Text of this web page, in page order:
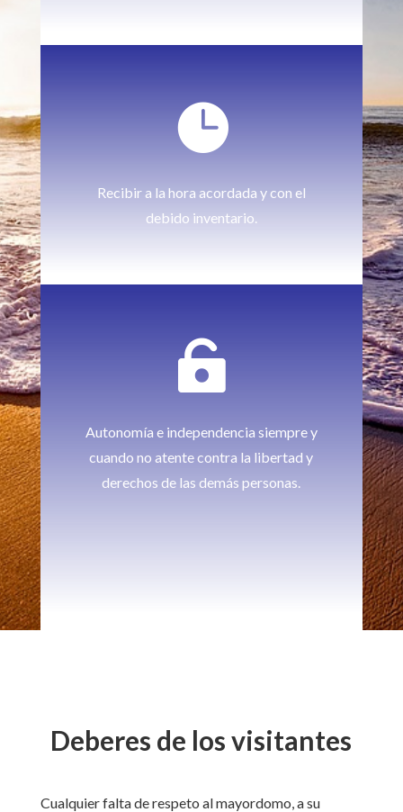

Recibir a la hora acordada y con el
debido inventario.

Autonomía e independencia siempre y
cuando no atente contra la libertad y
derechos de las demás personas.
Deberes de los visitantes
Cualquier falta de respeto al mayordomo, a su